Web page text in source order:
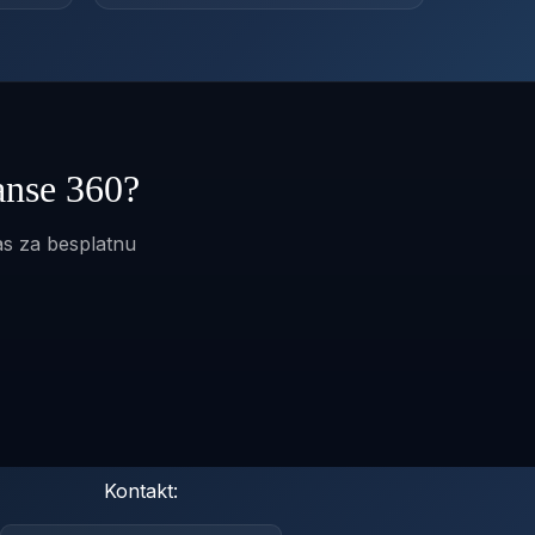
360?
za besplatnu
Kontakt: